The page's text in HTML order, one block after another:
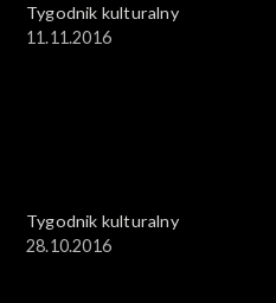
Tygodnik kulturalny
11.11.2016
Tygodnik kulturalny
28.10.2016